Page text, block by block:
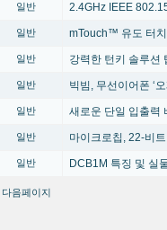
일반 2.4GHz IEEE
일반 mTouch™ 유도 터
일반 강력한 턴키 솔루션
일반 빅빔, 무선이어폰 ‘
일반 새로운 단일 입출력
일반 마이크로칩, 22-비
일반 DCB1M 특징 및 실
다음페이지